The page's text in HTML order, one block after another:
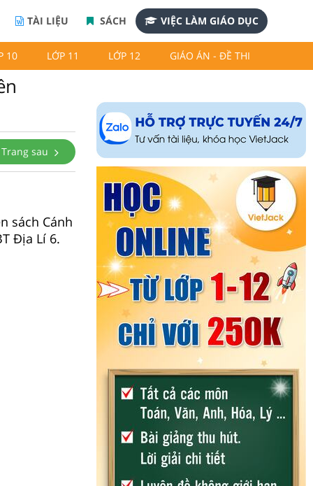
TÀI LIỆU SÁCH VIỆC LÀM GIÁO DỤC
10 LỚP 11 LỚP 12 GIÁO ÁN - ĐỀ THI
Trang sau
sách Cánh
Địa Lí 6.